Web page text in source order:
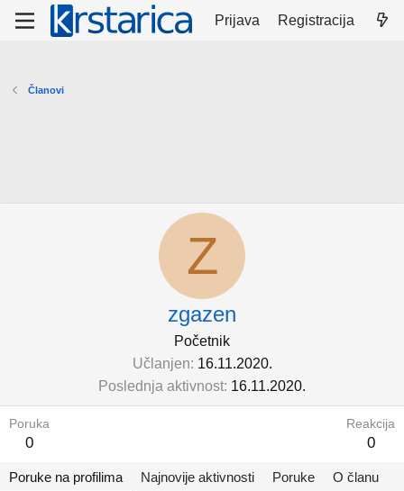
Prijava Registracija
Članovi
Z
zgazen
Početnik
Učlanjen 16.11.2020.
Poslednja aktivnost 16.11.2020.
Poruka
0
Reakcija
0
Poruke na profilima Najnovije aktivnosti Poruke O članu